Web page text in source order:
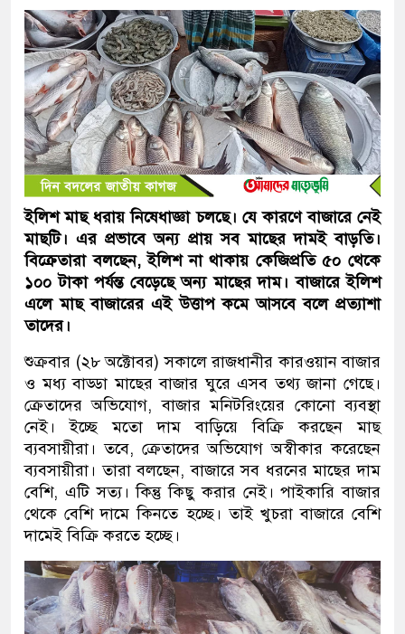
ইলিশ মাছ ধরায় নিষেধাজ্ঞা চলছে। যে কারণে বাজারে নেই
মাছটি। এর প্রভাবে অন্য প্রায় সব মাছের দামই বাড়তি।
বিক্রেতারা বলছেন, ইলিশ না থাকায় কেজিপ্রতি ৫০ থেকে
১০০ টাকা পর্যন্ত বেড়েছে অন্য মাছের দাম। বাজারে ইলিশ
এলে মাছ বাজারের এই উত্তাপ কমে আসবে বলে প্রত্যাশা
তাদের।
শুক্রবার (২৮ অক্টোবর) সকালে রাজধানীর কারওয়ান বাজার
ও মধ্য বাড্ডা মাছের বাজার ঘুরে এসব তথ্য জানা গেছে।
ক্রেতাদের অভিযোগ, বাজার মনিটরিংয়ের কোনো ব্যবস্থা
নেই। ইচ্ছে মতো দাম বাড়িয়ে বিক্রি করছেন মাছ
ব্যবসায়ীরা। তবে, ক্রেতাদের অভিযোগ অস্বীকার করেছেন
ব্যবসায়ীরা। তারা বলছেন, বাজারে সব ধরনের মাছের দাম
বেশি, এটি সত্য। কিন্তু কিছু করার নেই। পাইকারি বাজার
থেকে বেশি দামে কিনতে হচ্ছে। তাই খুচরা বাজারে বেশি
দামেই বিক্রি করতে হচ্ছে।